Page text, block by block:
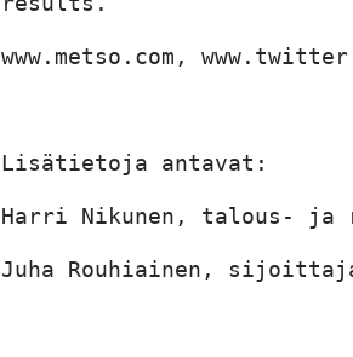
www.metso.com,
Lisätietoja antavat:
Harri Nikunen, talous- ja
Juha Rouhiainen,